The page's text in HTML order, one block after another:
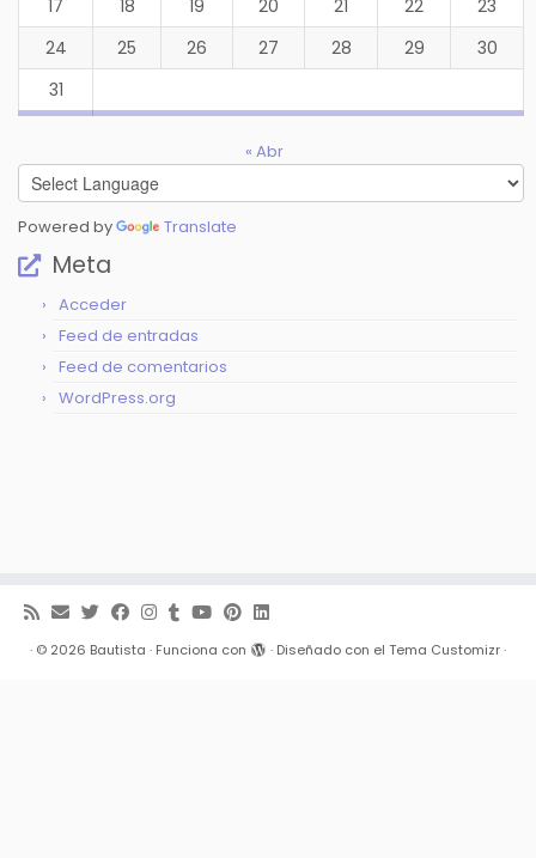
17
18 19 20 21 22
23
24
25 26 27 28 29
30
31
« Abr
Powered by Translate
Meta
Acceder
Feed de entradas
Feed de comentarios
WordPress.org
· © 2026 Bautista · Funciona con · Diseñado con el Tema Customizr·